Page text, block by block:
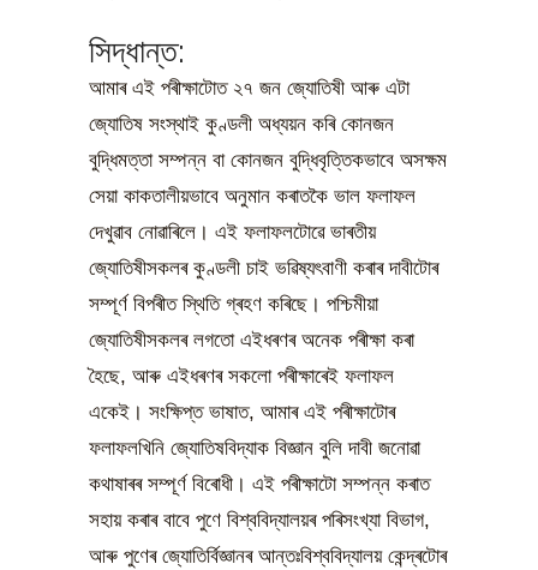
সিদ্ধান্ত:
আমাৰ এই পৰীক্ষাটোত ২৭ জন জ্যোতিষী আৰু এটা
জ্যোতিষ সংস্থাই কুণ্ডলী অধ্যয়ন কৰি কোনজন
বুদ্ধিমত্তা সম্পন্ন বা কোনজন বুদ্ধিবৃত্তিকভাবে অসক্ষম
সেয়া কাকতালীয়ভাবে অনুমান কৰাতকৈ ভাল ফলাফল
দেখুৱাব নোৱাৰিলে। এই ফলাফলটোৱে ভাৰতীয়
জ্যোতিষীসকলৰ কুণ্ডলী চাই ভৱিষ্যৎবাণী কৰাৰ দাবীটোৰ
সম্পূৰ্ণ বিপৰীত স্থিতি গ্ৰহণ কৰিছে। পশ্চিমীয়া
জ্যোতিষীসকলৰ লগতো এইধৰণৰ অনেক পৰীক্ষা কৰা
হৈছে, আৰু এইধৰণৰ সকলো পৰীক্ষাৰেই ফলাফল
একেই। সংক্ষিপ্ত ভাষাত, আমাৰ এই পৰীক্ষাটোৰ
ফলাফলখিনি জ্যোতিষবিদ্যাক বিজ্ঞান বুলি দাবী জনোৱা
কথাষাৰৰ সম্পূৰ্ণ বিৰোধী। এই পৰীক্ষাটো সম্পন্ন কৰাত
সহায় কৰাৰ বাবে পুণে বিশ্ববিদ্যালয়ৰ পৰিসংখ্যা বিভাগ,
আৰু পুণেৰ জ্যোতিৰ্বিজ্ঞানৰ আন্তঃবিশ্ববিদ্যালয় কেন্দ্ৰটোৰ